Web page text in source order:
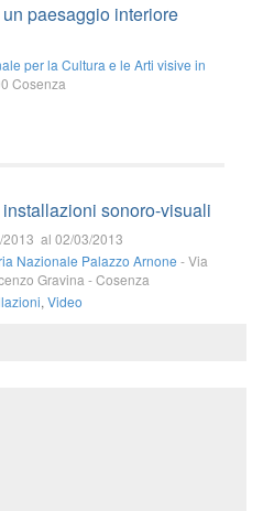
paesaggio interiore
per la Cultura e le Arti visive in
Cosenza
sonoro-visuali
2013 al 02/03/2013
Nazionale Palazzo Arnone -Via
Gravina -Cosenza
,Video